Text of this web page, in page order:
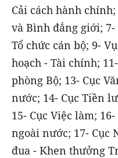
Cải cách hành
và Bình đẳng giới; 7-
Tổ chức cán bộ; 9-
hoạch - Tài chính;
phòng Bộ; 13- Cục
nước; 14- Cục Tiền
15- Cục Việc làm;
ngoài nước; 17- Cục
đua - Khen thưởng